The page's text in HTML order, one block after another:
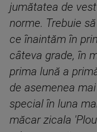
jumătatea de
norme. Trebuie
ce înaintăm în
câteva grade, în
prima lună a
de asemenea
special în luna
măcar zicala